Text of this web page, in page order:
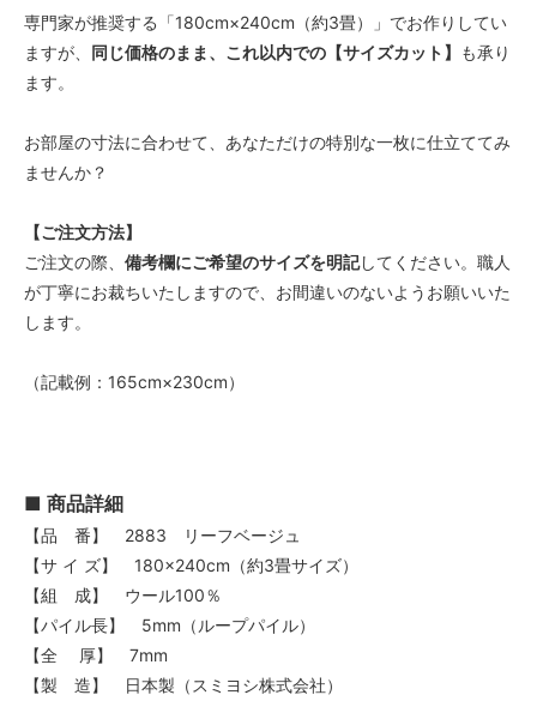
専門家が推奨する「180cm×240cm（約3畳）」でお作りしてい
ますが、 同じ価格のまま、これ以内での【サイズカット】
も承り
ます。
お部屋の寸法に合わせて、あなただけの特別な一枚に仕立ててみ
ませんか？
【ご注文方法】
ご注文の際、 備考欄にご希望のサイズを明記してください。職人
が丁寧にお裁ちいたしますので、お間違いのないようお願いいた
します。
（記載例：165cm×230cm）
■ 商品詳細
【品 番】 2883 リーフベージュ
【サ イ ズ】 180×240cm（約3畳サイズ）
【組 成】 ウール100％
【パイル長】 5mm（ループパイル）
【全 厚】 7mm
【製 造】 日本製（スミヨシ株式会社）